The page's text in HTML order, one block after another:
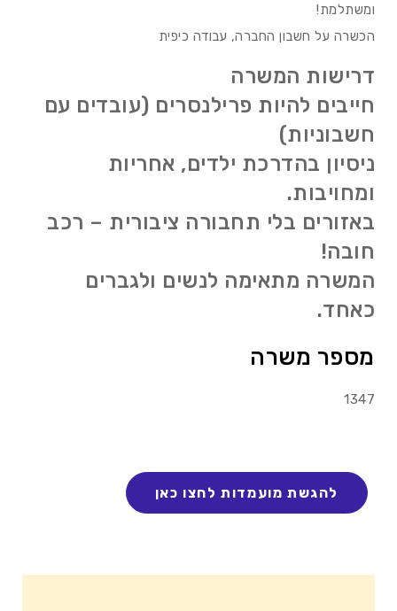
ומשתלמת!
הכשרה על חשבון החברה, עבודה כיפית
דרישות המשרה
חייבים להיות פרילנסרים (עובדים עם
חשבוניות)
ניסיון בהדרכת ילדים, אחריות
ומחויבות.
באזורים בלי תחבורה ציבורית – רכב
חובה!
המשרה מתאימה לנשים ולגברים
כאחד.
מספר משרה
1347